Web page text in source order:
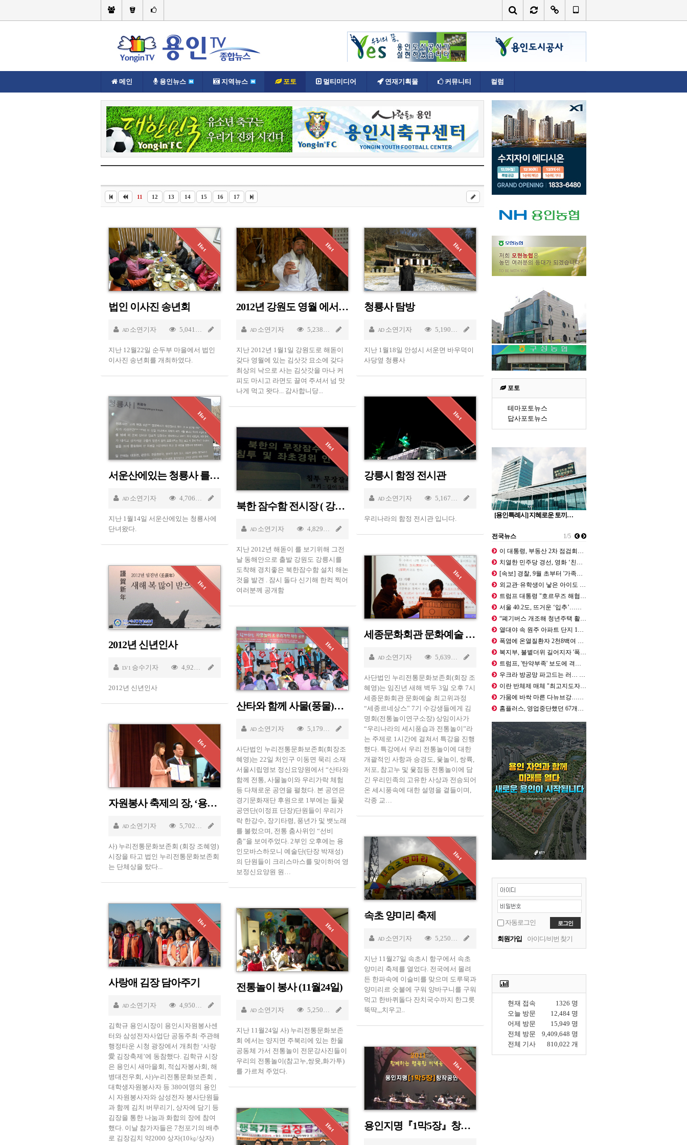
메인 용인뉴스 지역뉴스 포토 멀티미디어 연재기획물 커뮤니티 컬럼
포토
테마포토뉴스
답사포토뉴스
[용인특례시] 지혜로운 토끼…
1/5
전국뉴스
이 대통령, 부동산 2차 점검회의…“…
치열한 민주당 경선, 영화 ‘친구’와…
[속보] 경찰, 9월 초부터 '가족사…
외교관·유학생이 낳은 아이도 美시민권…
트럼프 대통령 "호르무즈 해협 재개방…
서울 40.2도, 뜨거운 ‘입추’…하…
“폐기버스 개조해 청년주택 활용”…與…
열대야 속 원주 아파트 단지 1천여 …
폭염에 온열질환자 2천8백여 명…가축…
복지부, 불볕더위 길어지자 '폭염 대…
트럼프, '탄약부족' 보도에 격노…"…
우크라 방공망 파고드는 러… 나토 방…
이란 반체제 매체 "최고지도자 모즈타…
가뭄에 바싹 마른 다뉴브강…나치 군인…
홈플러스, 영업중단했던 67개점 가오…
자동로그인
회원가입 아이디/비번 찾기
1326 명
현재 접속
12,484 명
오늘 방문
15,949 명
어제 방문
9,409,648 명
전체 방문
810,022 개
전체 기사
현재위치:// 포토 테마포토뉴스
11 12 13 14 15 16 17
법인 이사진 송년회
AD 소연기자 5,041 Jan 30 2012
지난 12월22일 순두부 마을에서 법인
이사진 송년회를 개최하였다.
2012년 강원도 영월 에서 김삿갓 만나다.
AD 소연기자 5,238 Jan 30 2012
지난 2012년 1월1일 강원도로 해돋이
갖다 영월에 있는 김삿갓 묘소에 갖다
최상의 낙으로 사는 김삿갓을 마나 커
피도 마시고 라면도 끌여 주셔서 넘 맛
나게 먹고 왓다... 감사합니당...
청룡사 탐방
AD 소연기자 5,190 Jan 30 2012
지난 1월18일 안성시 서운면 바우덕이
사당옆 청룡사
서운산에있는 청룡사 를 단녀와서...
AD 소연기자 4,706
지난 1월14일 서운산에있는 청룡사에
단녀왔다.
강릉시 함정 전시관
AD 소연기자 5,167 Jan 21 2012
우리나라의 함정 전시관 입니다.
북한 잠수함 전시장 ( 강원도 강릉시)
AD 소연기자 4,829
지난 2012년 해돋이 를 보기위해 그전
날 동해안으로 출발 강원도 강릉시를
도착해 경치좋은 북한잠수함 설치 해논
것을 발견 . 잠시 돌다 신기해 한컥 찍어
여러분께 공개함
세종문화회관 문화예술 최고위과정 전통놀이 특강
AD 소연기자 5,639 Jan 21 2012
사단법인 누리전통문화보존회(회장 조
혜영)는 임진년 새해 벽두 3일 오후 7시
세종문화회관 문화예술 최고위과정
“세종르네상스” 7기 수강생들에게 김
명회(전통놀이연구소장) 상임이사가
“우리나라의 세시풍습과 전통놀이”라
는 주제로 1시간에 걸쳐서 특강을 진행
했다. 특강에서 우리 전통놀이에 대한
개괄적인 사항과 승경도, 윷놀이, 쌍륙,
저포, 참고누 및 윷점등 전통놀이에 담
긴 우리민족의 고유한 사상과 전승되어
온 세시풍속에 대한 설명을 곁들이며,
각종 교…
2012년 신년인사
LV 1 승수기자 4,927 Jan 03 2012
2012년 신년인사
산타와 함께 사물(풍물)놀이와 우리가락 체험공연
AD 소연기자 5,179 Dec 26 2011
사단법인 누리전통문화보존회(회장조
혜영)는 22일 처인구 이동면 묵리 소재
서울시립영보 정신요양원에서 “산타와
함께 전통, 사물놀이와 우리가락 체험
등 다채로운 공연을 펼쳤다. 본 공연은
경기문화재단 후원으로 1부에는 들꽃
공연단(이정표 단장)단원들이 우리가
락 한강수, 장기타령, 풍년가 및 뱃노래
를 불렀으며, 전통 춤사위인 “선비
춤”을 보여주었다. 2부인 오후에는 용
인모바스하모니 예술단(단장 박재성)
의 단원들이 크리스마스를 맞이하여 영
보정신요양원 원…
자원봉사 축제의 장, ‘용인시 자원봉사자 대회’ 열려
AD 소연기자 5,702 Dec 09 2011
사) 누리전통문화보존회 (회장 조혜영)
시장을 타고 법인 누리전통문화보존회
는 단체상을 탔다...
속초 양미리 축제
AD 소연기자 5,250 Nov 29 2011
지난 11월27일 속초시 항구에서 속초
양미리 축제를 열었다. 전국에서 몰려
든 한파속에 이슬비를 맞으며 도루묵과
양미리르 숫불에 구워 양바구니를 구워
먹고 한바퀴돌다 잔치국수까지 한그릇
뚝딱,,,치우고..
사랑애 김장 담아주기
AD 소연기자 4,950 Nov 29 2011
김학규 용인시장이 용인시자원봉사센
터와 삼성전자사업단 공동주최·주관해
행정타운 시청 광장에서 개최한 ‘사랑
愛 김장축제’에 동참했다. 김학규 시장
은 용인시 새마을회, 적십자봉사회, 해
병대전우회, 사)누리전통문화보존회 ,
대학생자원봉사자 등 380여명의 용인
시 자원봉사자와 삼성전자 봉사단원들
과 함께 김치 버무리기, 상자에 담기 등
김장을 통한 나눔과 화합의 장에 참여
했다. 이날 참가자들은 7천포기의 배추
로 김장김치 약2000 상자(10㎏/상자)
전통놀이 봉사 (11월24일)
AD 소연기자 5,250 Nov 29 2011
지난 11월24일 사) 누리전통문화보존
회 에서는 양지면 주북리에 있는 한울
공동체 가서 전통놀이 전문강사진들이
우리의 전통놀이(참고누,쌍윳,화가투)
를 가르쳐 주었다.
용인지명『1막5장』창작 공연 “함께하는 행복한 미래를 열며”